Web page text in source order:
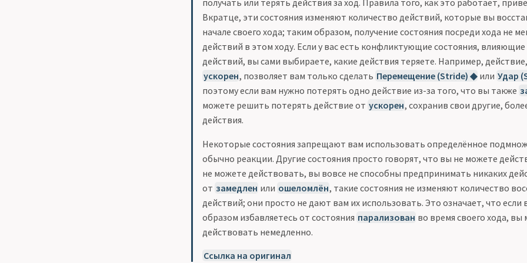
получать или терять действия за ход. Правила того, как это работает,
Вкратце, эти состояния изменяют количество действий, которые вы
начале своего хода; таким образом, получение состояния посреди хода не
действий в этом ходу. Если у вас есть конфликтующие состояния,
действий, вы сами выбираете, какие действия теряете. Например,
ускорен, позволяет вам только сделать Перемещение (Stride) ◆ или Удар
поэтому если вам нужно потерять одно действие из-за того, что вы также
можете решить потерять действие от ускорен, сохранив свои другие,
действия.
Некоторые состояния запрещают вам использовать определённое
обычно реакции. Другие состояния просто говорят, что вы не можете
не можете действовать, вы вовсе не способны предпринимать никаких
от замедлен или ошеломлён, такие состояния не изменяют количество
действий; они просто не дают вам их использовать. Это означает, что
образом избавляетесь от состояния парализован во время своего хода, вы
действовать немедленно.
Ссылка на оригинал